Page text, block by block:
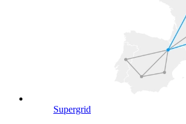
Supergrid